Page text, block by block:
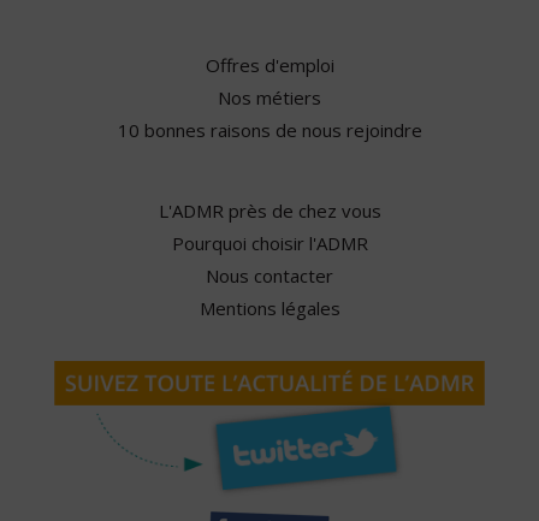
Offres d'emploi
Nos métiers
10 bonnes raisons de nous rejoindre
L'ADMR près de chez vous
Pourquoi choisir l'ADMR
Nous contacter
Mentions légales